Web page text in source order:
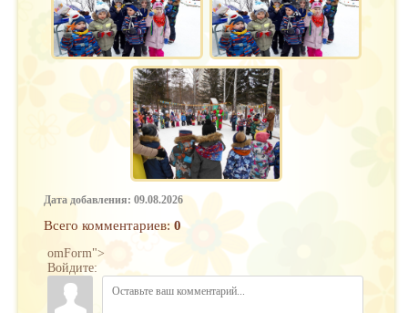
Дата добавления: 09.08.2026
Всего комментариев:0
omForm">
Войдите: